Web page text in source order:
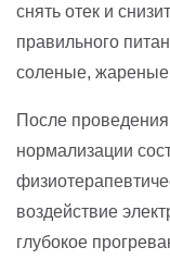
снять отек и
правильного
соленые, жареные
После
нормализации
воздействие
глубокое